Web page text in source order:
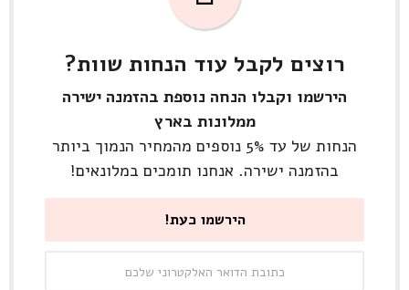
רוצים לקבל עוד הנחות שוות?
הירשמו וקבלו הנחה נוספת בהזמנה ישירה
ממלונות בארץ
הנחות של עד 5% נוספים מהמחיר הנמוך ביותר
בהזמנה ישירה. אנחנו תומכים במלונאים!